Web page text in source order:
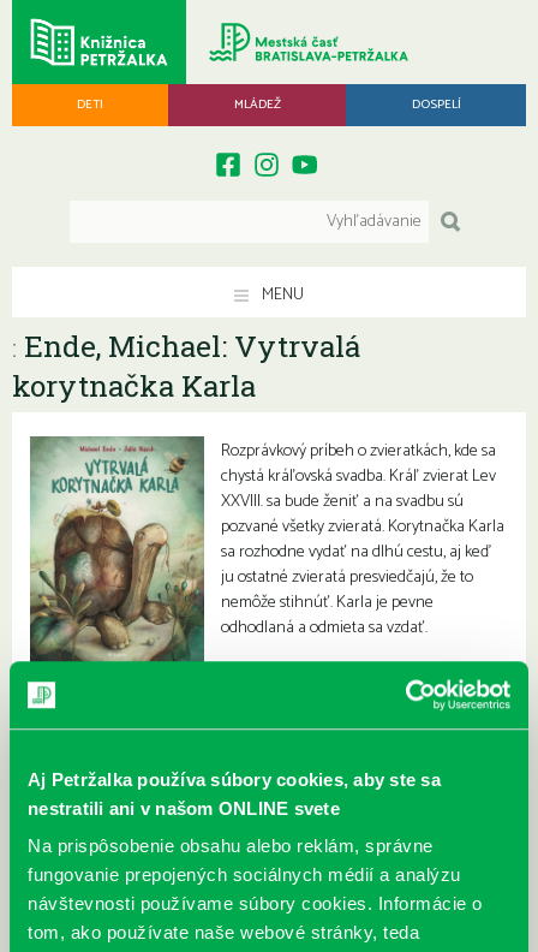
Aj Petržalka používa súbory cookies, aby ste sa
nestratili ani v našom ONLINE svete
Na prispôsobenie obsahu alebo reklám, správne
fungovanie prepojených sociálnych médií a analýzu
návštevnosti používame súbory cookies. Informácie o
tom, ako používate naše webové stránky, teda
DETI MLÁDEŽ DOSPELÍ
MENU
: Ende, Michael: Vytrvalá
korytnačka Karla
Rozprávkový príbeh o zvieratkách, kde sa
chystá kráľovská svadba. Kráľ zvierat Lev
XXVIII. sa bude ženiť a na svadbu sú
pozvané všetky zvieratá. Korytnačka Karla
sa rozhodne vydať na dlhú cestu, aj keď
ju ostatné zvieratá presviedčajú, že to
nemôže stihnúť. Karla je pevne
odhodlaná a odmieta sa vzdať.